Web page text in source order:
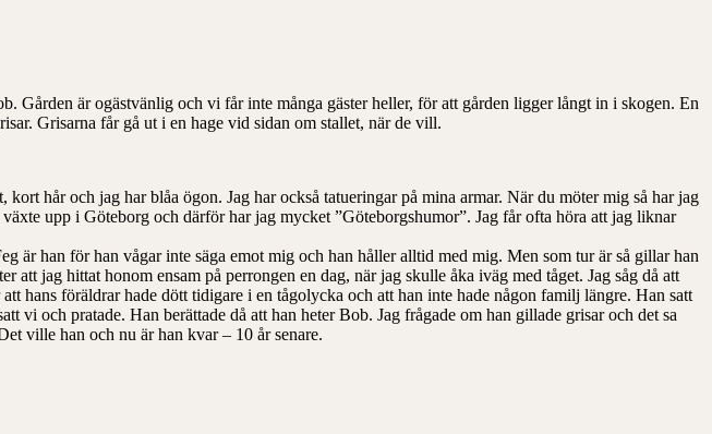
är ogästvänlig och vi får inte många gäster heller, för att gården ligger långt in i skogen. En
Grisarna får gå ut i en hage vid sidan om stallet, när de vill.
hår och jag har blåa ögon. Jag har också tatueringar på mina armar. När du möter mig så har jag
upp i Göteborg och därför har jag mycket ”Göteborgshumor”. Jag får ofta höra att jag liknar
han för han vågar inte säga emot mig och han håller alltid med mig. Men som tur är så gillar han
jag hittat honom ensam på perrongen en dag, när jag skulle åka iväg med tåget. Jag såg då att
hans föräldrar hade dött tidigare i en tågolycka och att han inte hade någon familj längre. Han satt
och pratade. Han berättade då att han heter Bob. Jag frågade om han gillade grisar och det sa
ville han och nu är han kvar – 10 år senare.